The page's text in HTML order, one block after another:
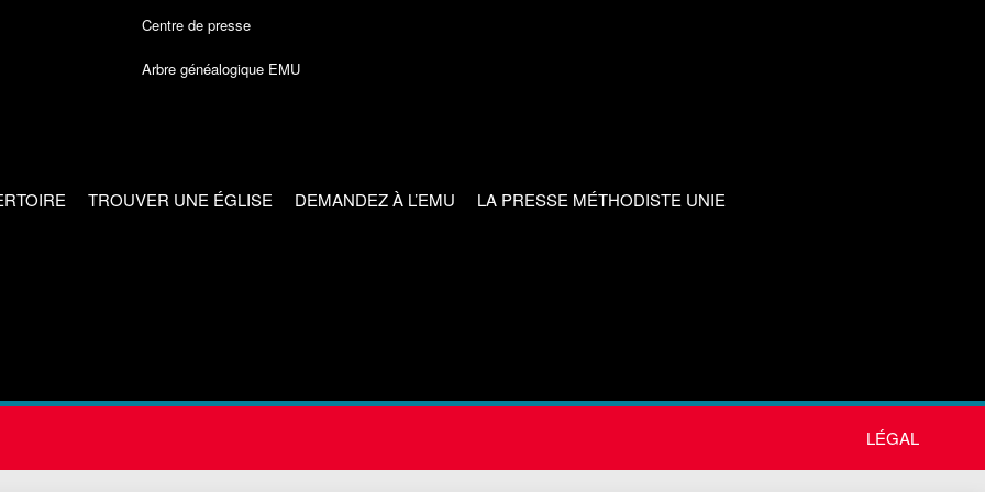
Centre de presse
Arbre généalogique EMU
TROUVER UNE ÉGLISE DEMANDEZ À L’EMU LA PRESSE MÉTHODISTE UNIE
LÉGAL